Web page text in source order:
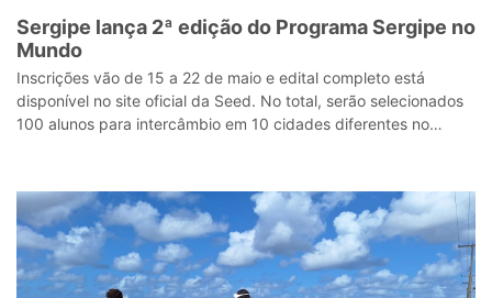
Sergipe lança 2ª edição do Programa Sergipe no
Mundo
Inscrições vão de 15 a 22 de maio e edital completo está
disponível no site oficial da Seed. No total, serão selecionados
100 alunos para intercâmbio em 10 cidades diferentes no